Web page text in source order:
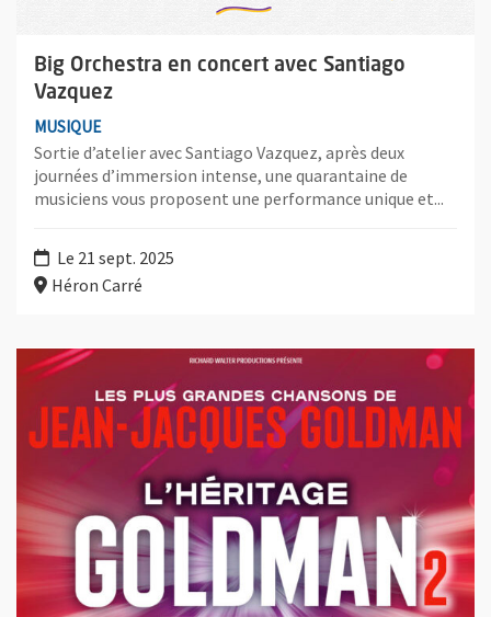
Big Orchestra en concert avec Santiago
Vazquez
MUSIQUE
Sortie d’atelier avec Santiago Vazquez, après deux
journées d’immersion intense, une quarantaine de
musiciens vous proposent une performance unique et...
Le 21 sept. 2025
Héron Carré
Plus d'information sur l'évènement : L’Héritage Goldman